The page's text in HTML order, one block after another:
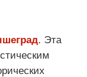
. Эта